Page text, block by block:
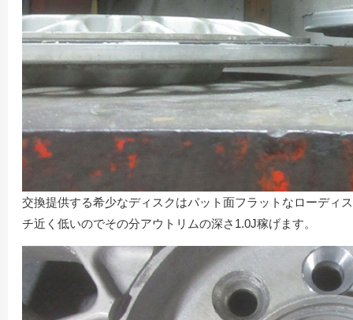
交換提供する希少なディスクはパット面フラットなローディ
チ近く低いのでその分アウトリムの深さ1.0J稼げます。